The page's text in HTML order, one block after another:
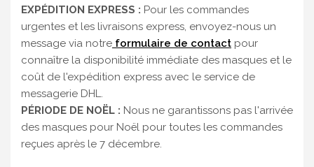
EXPÉDITION EXPRESS : Pour les commandes
urgentes et les livraisons express, envoyez-nous un
message via notre formulaire de contact pour
connaître la disponibilité immédiate des masques et le
coût de l'expédition express avec le service de
messagerie DHL.
PÉRIODE DE NOËL : Nous ne garantissons pas l'arrivée
des masques pour Noël pour toutes les commandes
reçues après le 7 décembre.